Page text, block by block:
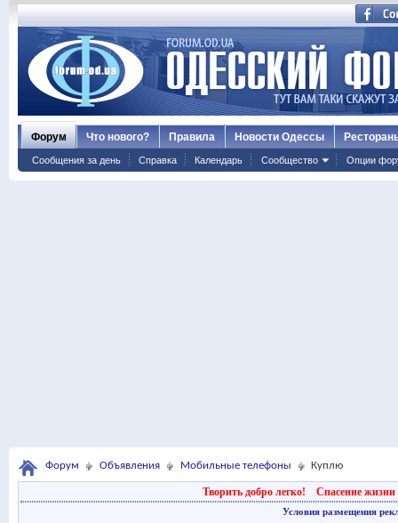
Форум
Сообщения за день Справка Календарь Сообщество Опции
Что нового? Правила Новости Одессы
Форум Объявления Мобильные телефоны Куплю
Творить добро легко! Спасение жизни
Условия размещения